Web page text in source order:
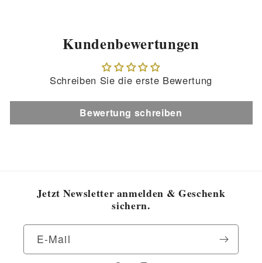
Kundenbewertungen
Schreiben Sie die erste Bewertung
Bewertung schreiben
Jetzt Newsletter anmelden & Geschenk
sichern.
E-Mail